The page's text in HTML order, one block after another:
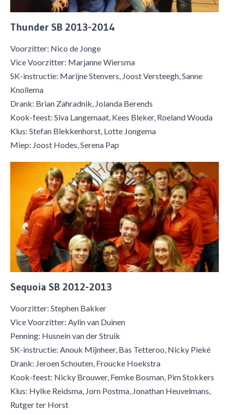
Thunder SB 2013-2014
Voorzitter: Nico de Jonge
Vice Voorzitter: Marjanne Wiersma
SK-instructie: Marijne Stenvers, Joost Versteegh, Sanne
Knollema
Drank: Brian Zahradnik, Jolanda Berends
Kook-feest: Siva Langemaat, Kees Bleker, Roeland Wouda
Klus: Stefan Blekkenhorst, Lotte Jongema
Miep: Joost Hodes, Serena Pap
Sequoia SB 2012-2013
Voorzitter: Stephen Bakker
Vice Voorzitter: Aylin van Duinen
Penning: Husnein van der Struik
SK-instructie: Anouk Mijnheer, Bas Tetteroo, Nicky Pieké
Drank: Jeroen Schouten, Froucke Hoekstra
Kook-feest: Nicky Brouwer, Femke Bosman, Pim Stokkers
Klus: Hylke Reidsma, Jorn Postma, Jonathan Heuvelmans,
Rutger ter Horst